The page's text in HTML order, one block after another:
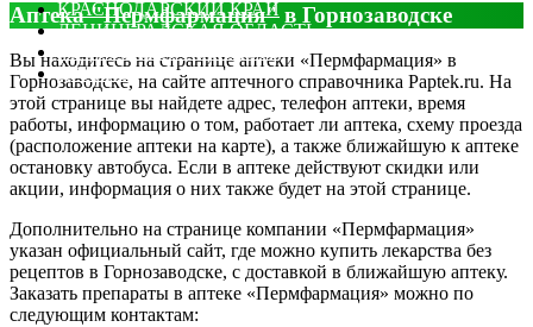
КРАСНОДАРСКИЙ КРАЙ
ЛЕНИНГРАДСКАЯ ОБЛАСТЬ
ДРУГИЕ
Аптека "Пермфармация" в Горнозаводске
Вы находитесь на странице аптеки «Пермфармация» в
Горнозаводске, на сайте аптечного справочника Paptek.ru. На
этой странице вы найдете адрес, телефон аптеки, время
работы, информацию о том, работает ли аптека, схему проезда
(расположение аптеки на карте), а также ближайшую к аптеке
остановку автобуса. Если в аптеке действуют скидки или
акции, информация о них также будет на этой странице.
Дополнительно на странице компании «Пермфармация»
указан официальный сайт, где можно купить лекарства без
рецептов в Горнозаводске, с доставкой в ближайшую аптеку.
Заказать препараты в аптеке «Пермфармация» можно по
следующим контактам: